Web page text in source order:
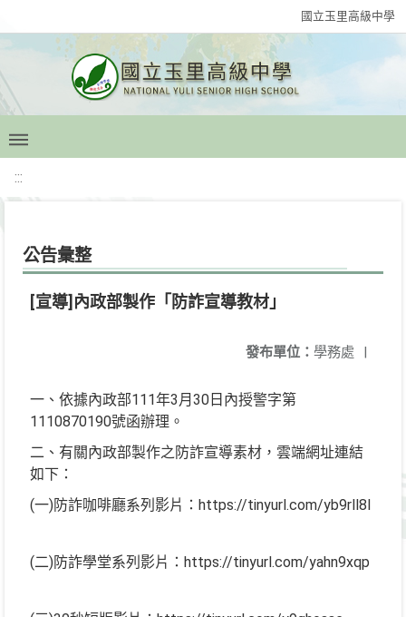
國立玉里高級中學
:::
公告彙整
[宣導]內政部製作「防詐宣導教材」
發布單位： 學務處 |
一、依據內政部111年3月30日內授警字第
1110870190號函辦理。
二、有關內政部製作之防詐宣導素材，雲端網址連結
如下：
(一)防詐咖啡廳系列影片：https://tinyurl.com/yb9rll8l
(二)防詐學堂系列影片：https://tinyurl.com/yahn9xqp